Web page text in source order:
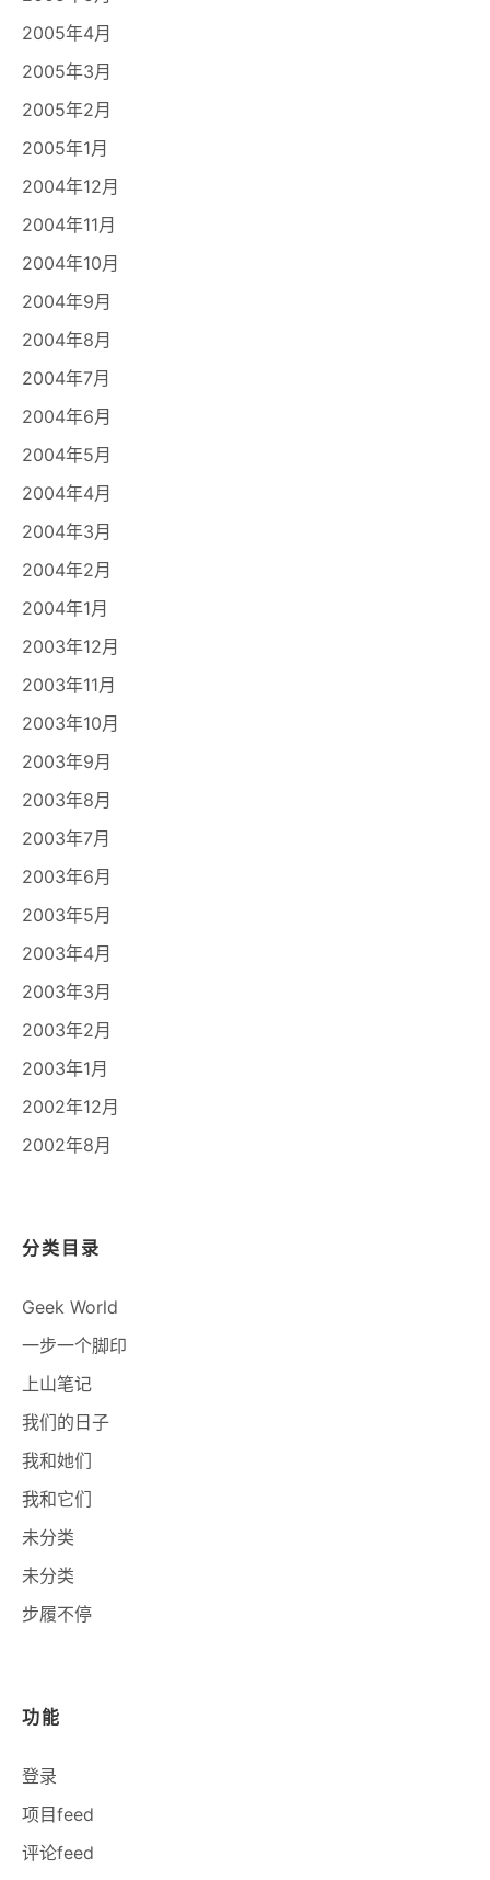
2005年4月
2005年3月
2005年2月
2005年1月
2004年12月
2004年11月
2004年10月
2004年9月
2004年8月
2004年7月
2004年6月
2004年5月
2004年4月
2004年3月
2004年2月
2004年1月
2003年12月
2003年11月
2003年10月
2003年9月
2003年8月
2003年7月
2003年6月
2003年5月
2003年4月
2003年3月
2003年2月
2003年1月
2002年12月
2002年8月
分类目录
Geek World
一步一个脚印
上山笔记
我们的日子
我和她们
我和它们
未分类
未分类
步履不停
功能
登录
项目feed
评论feed